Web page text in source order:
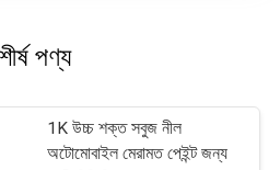
শীর্ষ পণ্য
1K উচ্চ শক্ত সবুজ নীল
অটোমোবাইল মেরামত পেইন্ট জন্য